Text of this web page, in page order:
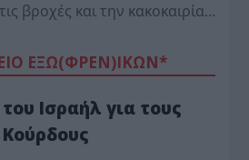
βροχές και την κακοκαιρία…
ΕΞΩ(ΦΡΕΝ)ΙΚΩΝ*
Ισραήλ για τους
Κούρδους